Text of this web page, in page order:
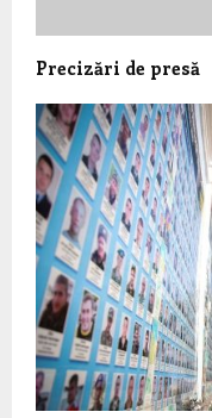
Precizări de presă